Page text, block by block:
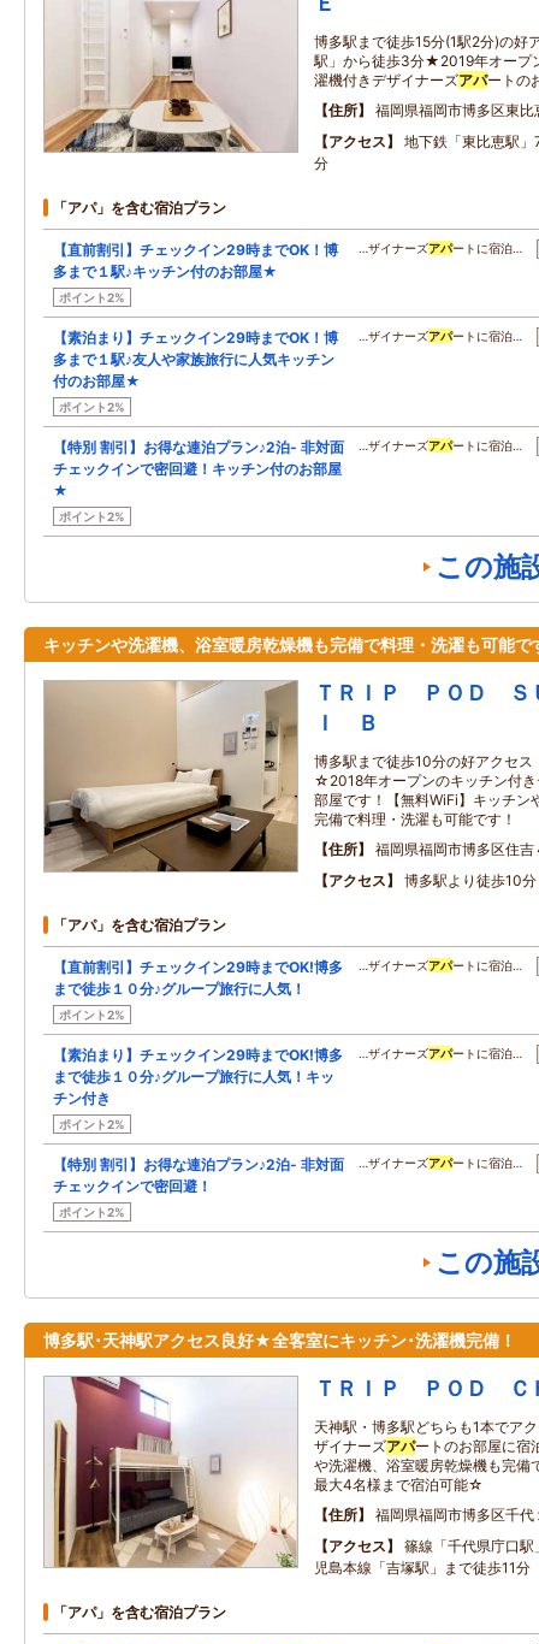
博多駅まで徒歩15分(1駅2分)の好
駅」から徒歩3分★2019年オープ
濯機付きデザイナーズアパートの
住所
福岡県福岡市博多区東
アクセス
地下鉄「東比恵駅
分
「アパ」を含む宿泊プラン
【直前割引】チェックイン29時までOK！博
多まで１駅♪キッチン付のお部屋★
ポイント2%
…ザイナーズアパートに宿泊…
【素泊まり】チェックイン29時までOK！博
多まで１駅♪友人や家族旅行に人気キッチン
付のお部屋★
ポイント2%
…ザイナーズアパートに宿泊…
【特別 割引】お得な連泊プラン♪2泊- 非対面
チェックインで密回避！キッチン付のお部屋
★
ポイント2%
…ザイナーズアパートに宿泊…
この施
キッチンや洗濯機、浴室暖房乾燥機も完備で料理・洗濯も可能で
ＴＲＩＰ ＰＯＤ Ｓ
Ｉ Ｂ
博多駅まで徒歩10分の好アクセ
☆2018年オープンのキッチン付き
部屋です！【無料WiFi】キッチン
完備で料理・洗濯も可能です！
住所
福岡県福岡市博多区住吉
アクセス
博多駅より徒歩10分
「アパ」を含む宿泊プラン
【直前割引】チェックイン29時までOK!博多
まで徒歩１０分♪グループ旅行に人気！
ポイント2%
…ザイナーズアパートに宿泊…
【素泊まり】チェックイン29時までOK!博多
まで徒歩１０分♪グループ旅行に人気！キッ
チン付き
ポイント2%
…ザイナーズアパートに宿泊…
【特別 割引】お得な連泊プラン♪2泊- 非対面
チェックインで密回避！
ポイント2%
…ザイナーズアパートに宿泊…
この施
博多駅･天神駅アクセス良好★全客室にキッチン･洗濯機完備！
ＴＲＩＰ ＰＯＤ Ｃ
天神駅・博多駅どちらも1本でア
ザイナーズアパートのお部屋に
や洗濯機、浴室暖房乾燥機も完備
最大4名様まで宿泊可能☆
住所
福岡県福岡市博多区千
アクセス
篠線「千代県庁口
児島本線「吉塚駅」まで徒歩11分
「アパ」を含む宿泊プラン